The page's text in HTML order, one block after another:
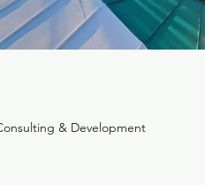
& Development